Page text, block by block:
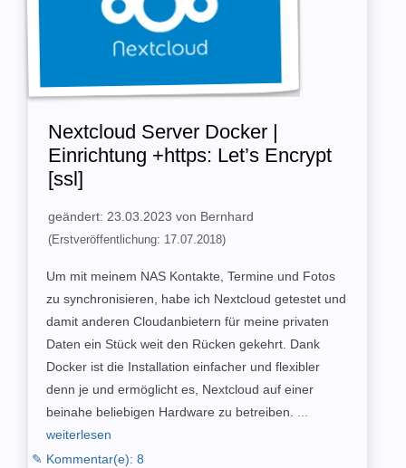
Nextcloud Server Docker |
Einrichtung +https: Let’s Encrypt
[ssl]
geändert: 23.03.2023 von Bernhard
(Erstveröffentlichung: 17.07.2018)
Um mit meinem NAS Kontakte, Termine und Fotos
zu synchronisieren, habe ich Nextcloud getestet und
damit anderen Cloudanbietern für meine privaten
Daten ein Stück weit den Rücken gekehrt. Dank
Docker ist die Installation einfacher und flexibler
denn je und ermöglicht es, Nextcloud auf einer
beinahe beliebigen Hardware zu betreiben.
weiterlesen
✎ Kommentar(e): 8